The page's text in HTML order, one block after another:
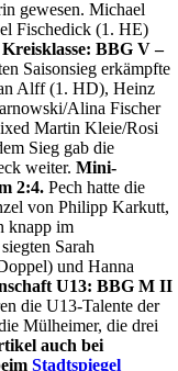
gewesen. Michael
Fischedick (1. HE)
Kreisklasse: BBG V –
Saisonsieg erkämpfte
Alff (1. HD), Heinz
Alina Fischer
Martin Kleie/Rosi
Sieg gab die
weiter. Mini-
2:4. Pech hatte die
von Philipp Karkutt,
knapp im
Sarah
und Hanna
U13: BBG M II
die U13-Talente der
Mülheimer, die drei
auch bei
Stadtspiegel